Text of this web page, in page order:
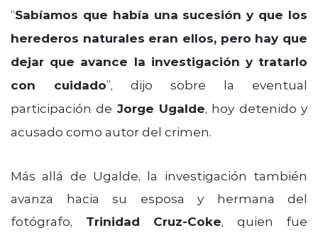
“Sabíamos que había una sucesión y que los
herederos naturales eran ellos, pero hay que
dejar que avance la investigación y tratarlo
con cuidado”, dijo sobre la eventual
participación de Jorge Ugalde, hoy detenido y
acusado como autor del crimen.
Más allá de Ugalde, la investigación también
avanza hacia su esposa y hermana del
fotógrafo, Trinidad Cruz-Coke, quien fue